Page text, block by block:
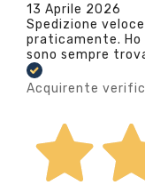
13 Aprile 2026
Spedizione
praticamente.
sono sempre
Acquirente